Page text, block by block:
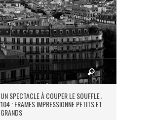
UN SPECTACLE À COUPER LE SOUFFLE AU
104 : FRAMES IMPRESSIONNE PETITS ET
GRANDS